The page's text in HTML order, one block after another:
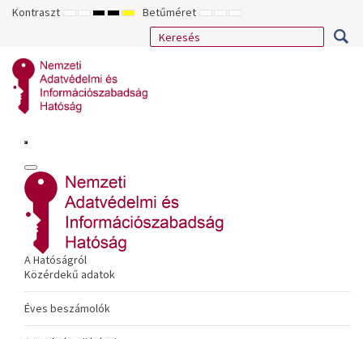
Kontraszt ALAPÉRTELMEZETT
ÉJSZAKAI
NAGY
KONTRASZTÚ
NAGY
KONTRASZTÚ
NAGY
KONTRASZTÚ
SÁRGA
FEKETE
Betűméret KISEBB
BETŰTÍPUS
ALAPÉRTELMEZETT
BETŰMÉRET
NAGYOBB
BETŰMÉRET
A Hatóságról
Közérdekű adatok
Éves beszámolók